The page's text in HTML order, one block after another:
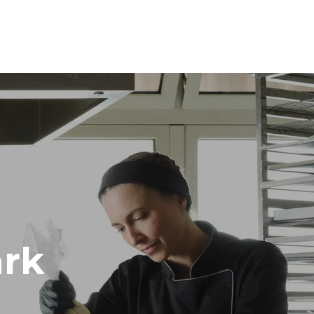
178 kg
مواصفات الصواني of trays
مزود الطاقة
240V 3~
نوع القابس
غير مشمول